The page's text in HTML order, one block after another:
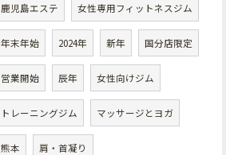
鹿児島エステ 女性専用フィットネスジム
年末年始 2024年 新年 国分店限定
営業開始 辰年 女性向けジム
トレーニングジム マッサージとヨガ
熊本 肩・首凝り